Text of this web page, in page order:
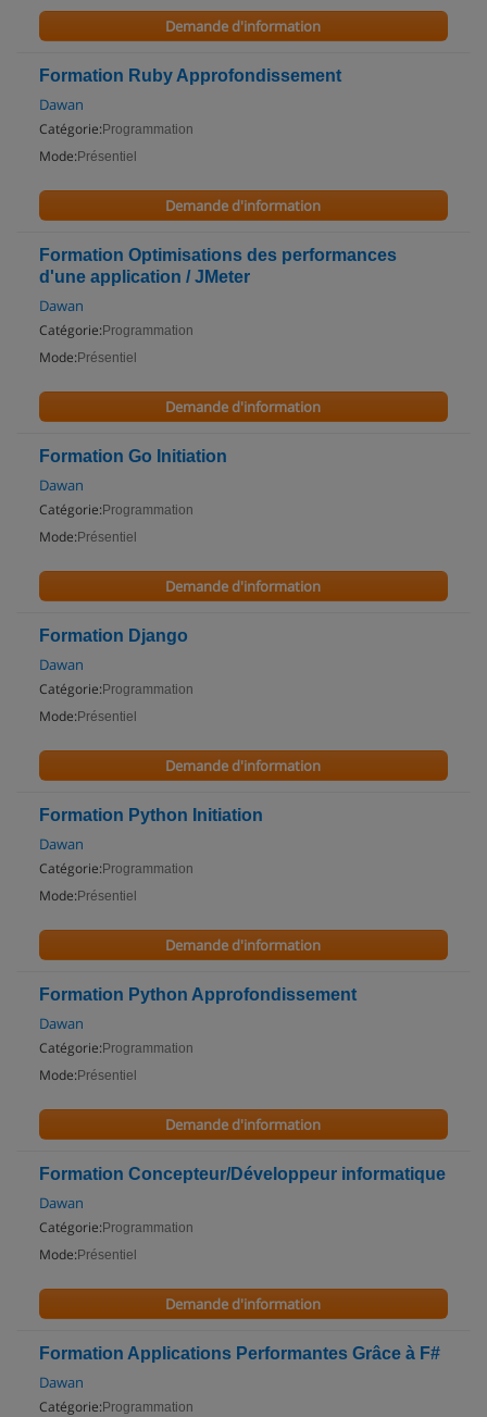
Demande d'information
Formation Ruby Approfondissement
Dawan
Catégorie: Programmation
Mode: Présentiel
Demande d'information
Formation Optimisations des performances
d'une application / JMeter
Dawan
Catégorie: Programmation
Mode: Présentiel
Demande d'information
Formation Go Initiation
Dawan
Catégorie: Programmation
Mode: Présentiel
Demande d'information
Formation Django
Dawan
Catégorie: Programmation
Mode: Présentiel
Demande d'information
Formation Python Initiation
Dawan
Catégorie: Programmation
Mode: Présentiel
Demande d'information
Formation Python Approfondissement
Dawan
Catégorie: Programmation
Mode: Présentiel
Demande d'information
Formation Concepteur/Développeur informatique
Dawan
Catégorie: Programmation
Mode: Présentiel
Demande d'information
Formation Applications Performantes Grâce à F#
Dawan
Catégorie: Programmation